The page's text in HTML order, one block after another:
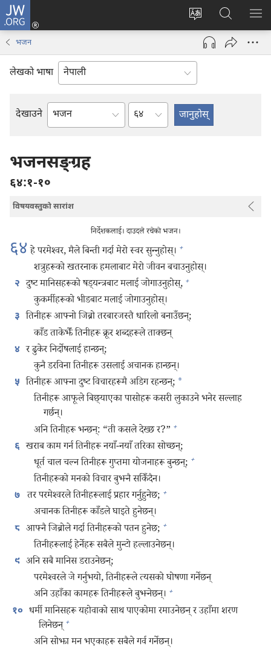
JW.ORG
वेब
साइटको
भाषा
परिवर्तन
गर्ने
प्रवेश
(ब्राउजरको
ट्याबमा
नयाँ
JW.ORG
मा
खोज्नुहोस्‌
मेनु
भजन
लेखको भाषा
देखाउने
बाइबलको
अध्याय
भजनसङ्‌ग्रह
६४:१-१०
विषयवस्तुको सारांश
निर्देशकलाई। दाउदले रचेको भजन।
६४ हे परमेश्‍वर, मैले बिन्ती गर्दा मेरो स्वर सुन्‍नुहोस्‌। +
शत्रुहरूको खतरनाक हमलाबाट मेरो जीवन बचाउनुहोस्‌।
२ दुष्ट मानिसहरूको षड्‌यन्त्रबाट मलाई जोगाउनुहोस्‌, +
कुकर्मीहरूको भीडबाट मलाई जोगाउनुहोस्‌।
३ तिनीहरू आफ्नो जिब्रो तरबारजस्तै धारिलो बनाउँछन्‌;
काँड ताकेझैँ तिनीहरू क्रूर शब्दहरूले ताक्छन्‌
४ र ढुकेर निर्दोषलाई हान्छन्‌;
कुनै डरविना तिनीहरू उसलाई अचानक हान्छन्‌।
५ तिनीहरू आफ्ना दुष्ट विचारहरूमै अडिग रहन्छन्‌; *
तिनीहरू आफूले बिछ्याएका पासोहरू कसरी लुकाउने भनेर सल्लाह
गर्छन्‌।
अनि तिनीहरू भन्छन्‌: “ती कसले देख्छ र?” +
६ खराब काम गर्न तिनीहरू नयाँ-नयाँ तरिका सोच्छन्‌;
धूर्त चाल चल्न तिनीहरू गुप्तमा योजनाहरू बुन्छन्‌; +
तिनीहरूको मनको विचार बुझ्नै सकिँदैन।
७ तर परमेश्‍वरले तिनीहरूलाई प्रहार गर्नुहुनेछ; +
अचानक तिनीहरू काँडले घाइते हुनेछन्‌।
८ आफ्नै जिब्रोले गर्दा तिनीहरूको पतन हुनेछ; +
तिनीहरूलाई हेर्नेहरू सबैले मुन्टो हल्लाउनेछन्‌।
९ अनि सबै मानिस डराउनेछन्‌;
परमेश्‍वरले जे गर्नुभयो, तिनीहरूले त्यसको घोषणा गर्नेछन्‌
अनि उहाँका कामहरू तिनीहरूले बुझ्नेछन्‌। +
१० धर्मी मानिसहरू यहोवाको साथ पाएकोमा रमाउनेछन्‌ र उहाँमा शरण
लिनेछन्‌ +
अनि सोझा मन भएकाहरू सबैले गर्व गर्नेछन्‌।